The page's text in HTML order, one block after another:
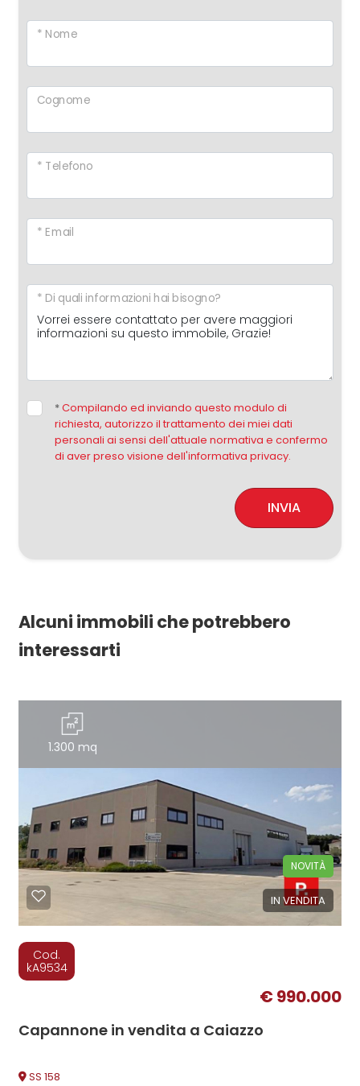
* Nome
Cognome
* Telefono
* Email
* Di quali informazioni hai bisogno?
*Compilando ed inviando questo modulo di
richiesta, autorizzo il trattamento dei miei dati
personali ai sensi dell'attuale normativa e confermo
di aver preso visione dell'informativa privacy.
INVIA
Alcuni immobili che potrebbero
interessarti
1.300 mq
IN VENDITA
NOVITÀ
Cod.
kA9534
€ 990.000
Capannone in vendita a Caiazzo
SS 158